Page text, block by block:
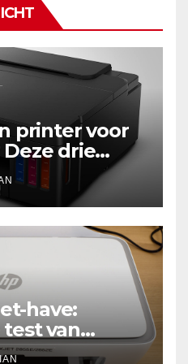
printer voor
drie
zijn écht
have:
van
all-in-one